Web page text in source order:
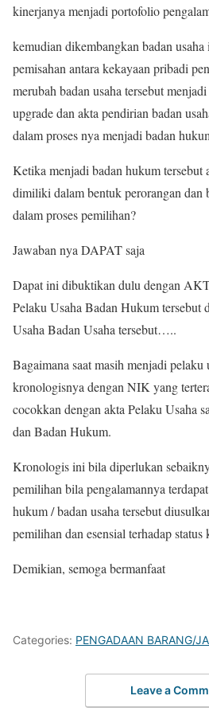
kinerjanya menjadi portofolio
kemudian dikembangkan badan
pemisahan antara kekayaan pribadi
merubah badan usaha tersebut
upgrade dan akta pendirian badan
dalam proses nya menjadi badan
Ketika menjadi badan hukum tersebut
dimiliki dalam bentuk perorangan dan
dalam proses pemilihan?
Jawaban nya DAPAT saja
Dapat ini dibuktikan dulu dengan
Pelaku Usaha Badan Hukum tersebut
Usaha Badan Usaha tersebut…..
Bagaimana saat masih menjadi pelaku
kronologisnya dengan NIK yang
cocokkan dengan akta Pelaku Usaha
dan Badan Hukum.
Kronologis ini bila diperlukan
pemilihan bila pengalamannya
hukum / badan usaha tersebut
pemilihan dan esensial terhadap
Demikian, semoga bermanfaat
Categories: PENGADAAN BARANG/
Leave a